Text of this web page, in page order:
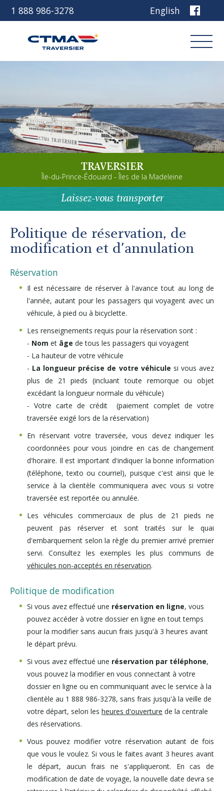
1 888 986-3278 English
Carrières
Médias
Infolettre
Nous joindre
Découvrez notre navire
Planifiez votre voyage
Avant de partir
Autres services
Réservez
TRAVERSIER
Île-du-Prince-Édouard - Îles de la Madeleine
Laissez-vous transporter
Politique de réservation, de
modification et d'annulation
Réservation
Il est nécessaire de réserver à l'avance tout au long de
l'année, autant pour les passagers qui voyagent avec un
véhicule, à pied ou à bicyclette.
Les renseignements requis pour la réservation sont :
- Nom et âge de tous les passagers qui voyagent
- La hauteur de votre véhicule
- La longueur précise de votre véhicule si vous avez
plus de 21 pieds (incluant toute remorque ou objet
excédant la longueur normale du véhicule)
- Votre carte de crédit (paiement complet de votre
traversée exigé lors de la réservation)
En réservant votre traversée, vous devez indiquer les
coordonnées pour vous joindre en cas de changement
d'horaire. Il est important d'indiquer la bonne information
(téléphone, texto ou courriel), puisque c'est ainsi que le
service à la clientèle communiquera avec vous si votre
traversée est reportée ou annulée.
Les véhicules commerciaux de plus de 21 pieds ne
peuvent pas réserver et sont traités sur le quai
d'embarquement selon la règle du premier arrivé premier
servi. Consultez les exemples les plus communs de
véhicules non-acceptés en réservation.
Politique de modification
Si vous avez effectué une réservation en ligne, vous
pouvez accéder à votre dossier en ligne en tout temps
pour la modifier sans aucun frais jusqu'à 3 heures avant
le départ prévu.
Si vous avez effectué une réservation par téléphone,
vous pouvez la modifier en vous connectant à votre
dossier en ligne ou en communiquant avec le service à la
clientèle au 1 888 986-3278, sans frais jusqu'à la veille de
votre départ, selon les heures d'ouverture de la centrale
des réservations.
Vous pouvez modifier votre réservation autant de fois
que vous le voulez. Si vous le faites avant 3 heures avant
le départ, aucun frais ne s'appliqueront. En cas de
modification de date de voyage, la nouvelle date devra se